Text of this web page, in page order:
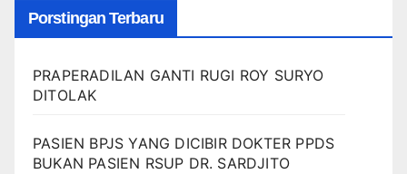
Porstingan Terbaru
PRAPERADILAN GANTI RUGI ROY SURYO
DITOLAK
PASIEN BPJS YANG DICIBIR DOKTER PPDS
BUKAN PASIEN RSUP DR. SARDJITO